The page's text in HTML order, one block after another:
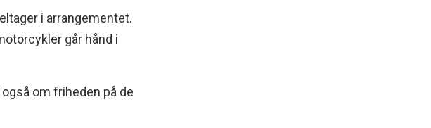
i arrangementet.
går hånd i
om friheden på de